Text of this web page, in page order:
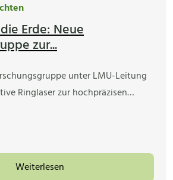
Erde: Neue
zur...
unter LMU-Leitung
Ringlaser zur hochpräzisen…
Weiterlesen